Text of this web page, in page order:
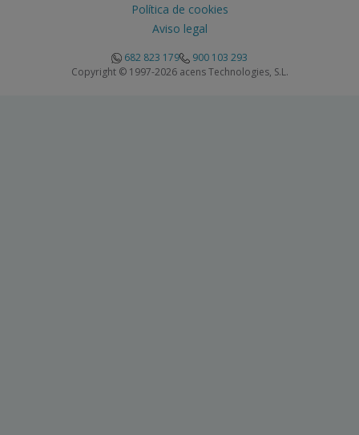
Política de cookies
Aviso legal
682 823 179
900 103 293
Copyright © 1997-2026 acens Technologies, S.L.